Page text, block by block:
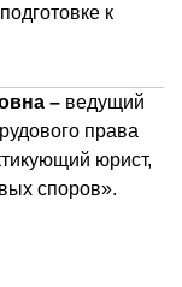
к
– ведущий
права
юрист,
споров».